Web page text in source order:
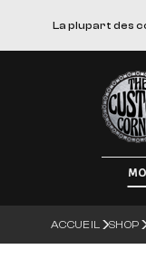
La plupart des
The
MOTEUR
ACCUEIL SHOP